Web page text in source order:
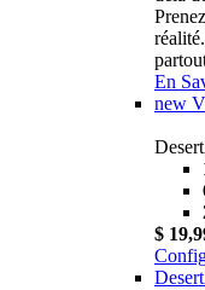
En
new
$